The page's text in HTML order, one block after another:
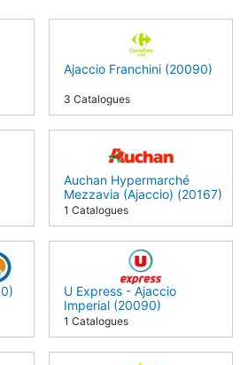
Ajaccio Franchini (20090)
3 Catalogues
Auchan Hypermarché
Mezzavia (Ajaccio) (20167)
1 Catalogues
U Express - Ajaccio
Imperial (20090)
1 Catalogues